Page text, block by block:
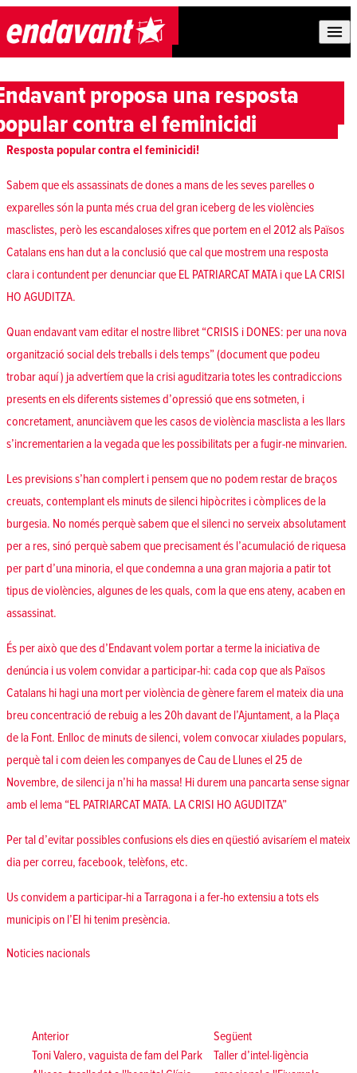
Skip to content
proposa una resposta
contra el feminicidi
Resposta popular contra el feminicidi!
Sabem que els assassinats de dones a mans de les seves parelles o
exparelles són la punta més crua del gran iceberg de les violències
masclistes, però les escandaloses xifres que portem en el 2012 als Països
Catalans ens han dut a la conclusió que cal que mostrem una resposta
clara i contundent per denunciar que EL PATRIARCAT MATA i que LA CRISI
HO AGUDITZA.
Quan endavant vam editar el nostre llibret “CRISIS i DONES: per una nova
organització social dels treballs i dels temps” (document que podeu
trobaraquí) ja advertíem que la crisi aguditzaria totes les contradiccions
presents en els diferents sistemes d’opressió que ens sotmeten, i
concretament, anunciàvem que les casos de violència masclista a les llars
s’incrementarien a la vegada que les possibilitats per a fugir-ne minvarien.
Les previsions s’han complert i pensem que no podem restar de braços
creuats, contemplant els minuts de silenci hipòcrites i còmplices de la
burgesia. No només perquè sabem que el silenci no serveix absolutament
per a res, sinó perquè sabem que precisament és l’acumulació de riquesa
per part d’una minoria, el que condemna a una gran majoria a patir tot
tipus de violències, algunes de les quals, com la que ens ateny, acaben en
assassinat.
És per això que des d’Endavant volem portar a terme la iniciativa de
denúncia i us volem convidar a participar-hi: cada cop que als Països
Catalans hi hagi una mort per violència de gènere farem el mateix dia una
breu concentració de rebuig a les 20h davant de l’Ajuntament, a la Plaça
de la Font. Enlloc de minuts de silenci, volem convocar xiulades populars,
perquè tal i com deien les companyes de Cau de Llunes el 25 de
Novembre, de silenci ja n’hi ha massa! Hi durem una pancarta sense signar
amb el lema “EL PATRIARCAT MATA. LA CRISI HO AGUDITZA”
Per tal d’evitar possibles confusions els dies en qüestió avisaríem el mateix
dia per correu, facebook, telèfons, etc.
Us convidem a participar-hi a Tarragona i a fer-ho extensiu a tots els
municipis on l’EI hi tenim presència.
Posted in
Noticies nacionals
d'entradesAnteriorAnterior:
Toni Valero, vaguista de fam del Park
SegüentSegüent:
Taller d’intel·ligència